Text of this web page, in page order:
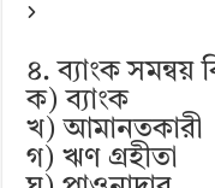
৪. ব্যাংক সমন্বয়
ক)
খ) আমানতকারী
গ) ঋণ